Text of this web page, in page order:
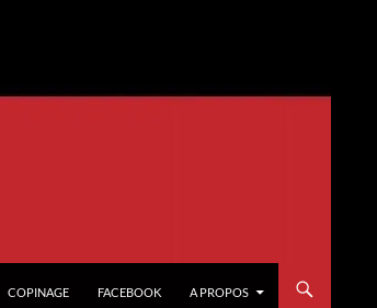
COPINAGE FACEBOOK A PROPOS